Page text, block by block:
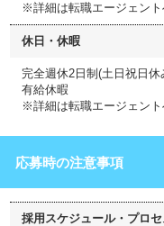
※詳細は転職エージェント
休日・休暇
完全週休2日制(土日祝日休
有給休暇
※詳細は転職エージェント
応募時の注意事項
採用スケジュール・プロセ